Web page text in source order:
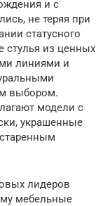
и с
не теряя при
статусного
стулья из ценных
линиями и
выбором.
модели с
украшенные
лидеров
мебельные